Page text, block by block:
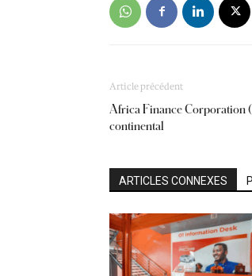
Article précédent
Africa Finance Corporation
continental
ARTICLES CONNEXES